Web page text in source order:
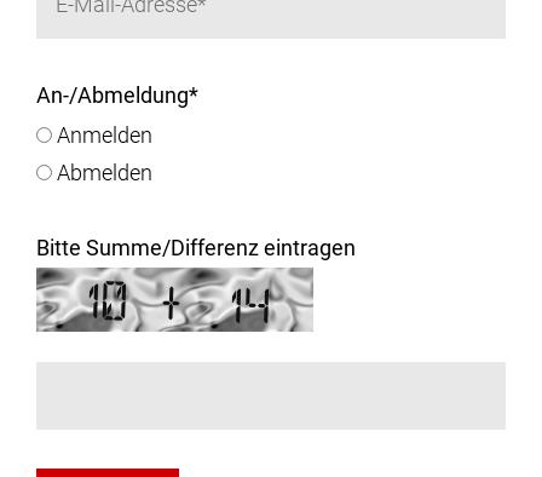
An-/Abmeldung*
Anmelden
Abmelden
Bitte Summe/Differenz eintragen